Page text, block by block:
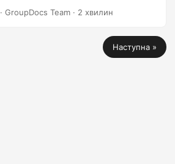
· GroupDocs Team · 2 хвилин
Наступна »